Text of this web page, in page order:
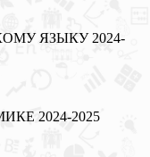
ЯЗЫКУ 2024-
2024-2025